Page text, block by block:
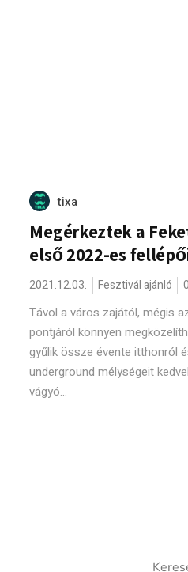
tixa
Megérkeztek a
első 2022-es
2021.12.03. Fesztivál ajánló
Távol a város zajától, mégis
pontjáról könnyen
gyűlik össze évente itthonról
underground mélységeit
vágyó...